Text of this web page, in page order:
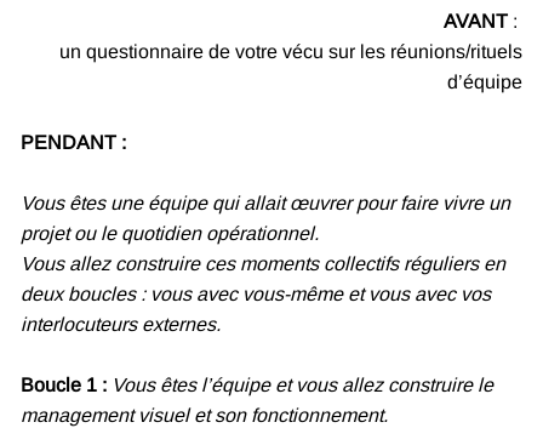
AVANT:
un questionnaire de votre vécu sur les réunions/rituels
d’équipe
PENDANT :
Vous êtes une équipe qui allait œuvrer pour faire vivre un
projet ou le quotidien opérationnel.
Vous allez construire ces moments collectifs réguliers en
deux boucles : vous avec vous-même et vous avec vos
interlocuteurs externes.
Boucle 1 : Vous êtes l’équipe et vous allez construire le
management visuel et son fonctionnement.